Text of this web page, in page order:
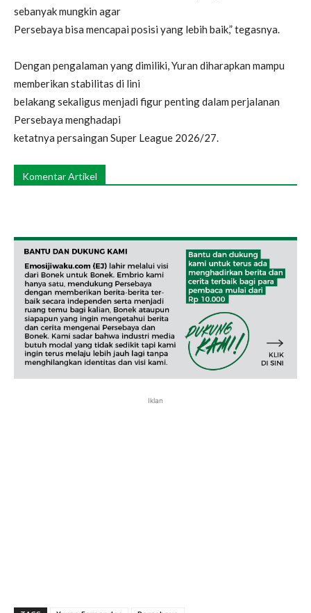
sebanyak mungkin agar
Persebaya bisa mencapai posisi yang lebih baik,” tegasnya.
Dengan pengalaman yang dimiliki, Yuran diharapkan mampu
memberikan stabilitas di lini
belakang sekaligus menjadi figur penting dalam perjalanan
Persebaya menghadapi
ketatnya persaingan Super League 2026/27.
Komentar Artikel
Iklan